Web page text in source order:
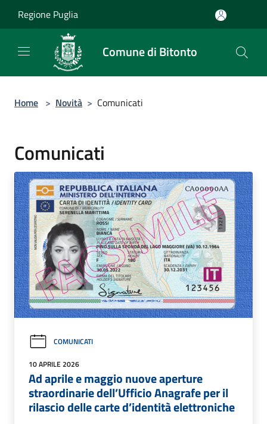
Regione Puglia
Comune di Bitonto
Home > Novità > Comunicati
Comunicati
COMUNICATI
10 APRILE 2026
Ad aprile e maggio nuove aperture
straordinarie dell’Ufficio Anagrafe per il
rilascio delle carte d’identità elettroniche